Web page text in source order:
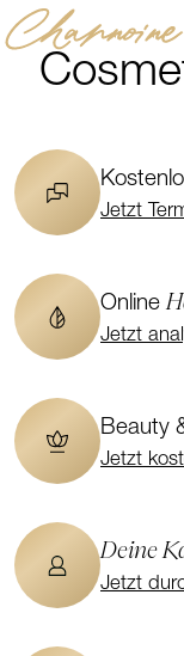
Channoine
Jetzt
Online
Jetzt
Beauty
Jetzt
Deine
Jetzt